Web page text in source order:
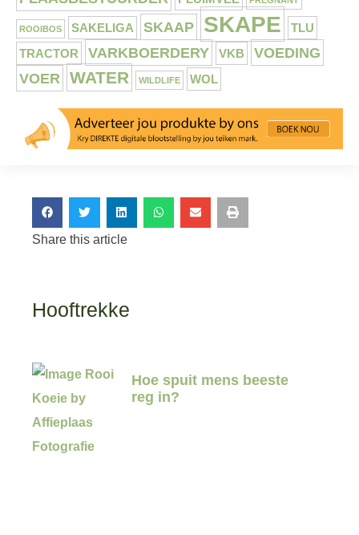
ROOIBOS SAKELIGA SKAAP SKAPE
TLU
TRACTOR
VARKBOERDERY VKB
VOEDING
VOER
WATER WILDLIFE WOL
Share this article
Hooftrekke
Hoe spuit mens beeste
reg in?